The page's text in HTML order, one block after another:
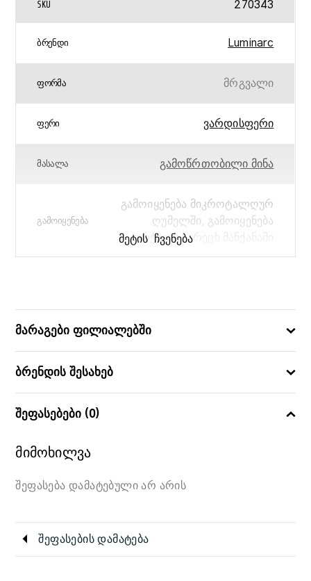
SKU 270343
ᲑᲠᲔᲜᲓᲘ Luminarc
ᲤᲝᲠᲛᲐ მრგვალი
ᲤᲔᲠᲘ ვარდისფერი
ᲛᲐᲡᲐᲚᲐ გამოწრთობილი მინა
ᲒᲐᲛᲝᲘᲧᲔᲜᲔᲑᲐ
გამოიყენება მიკროტალღურ
ღუმელში, გამოიყენება
ჭურჭლის სარეცხ მანქანაში
ᲛᲔᲢᲘᲡ ᲩᲕᲔᲜᲔᲑᲐ
მარაგები ფილიალებში
ბრენდის შესახებ
შეფასებები (0)
მიმოხილვა
შეფასება დამატებული არ არის
შეფასების დამატება